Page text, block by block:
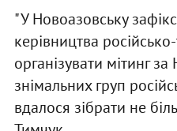
"У Новоазовську
керівництва
організувати мітинг
знімальних груп
вдалося зібрати не